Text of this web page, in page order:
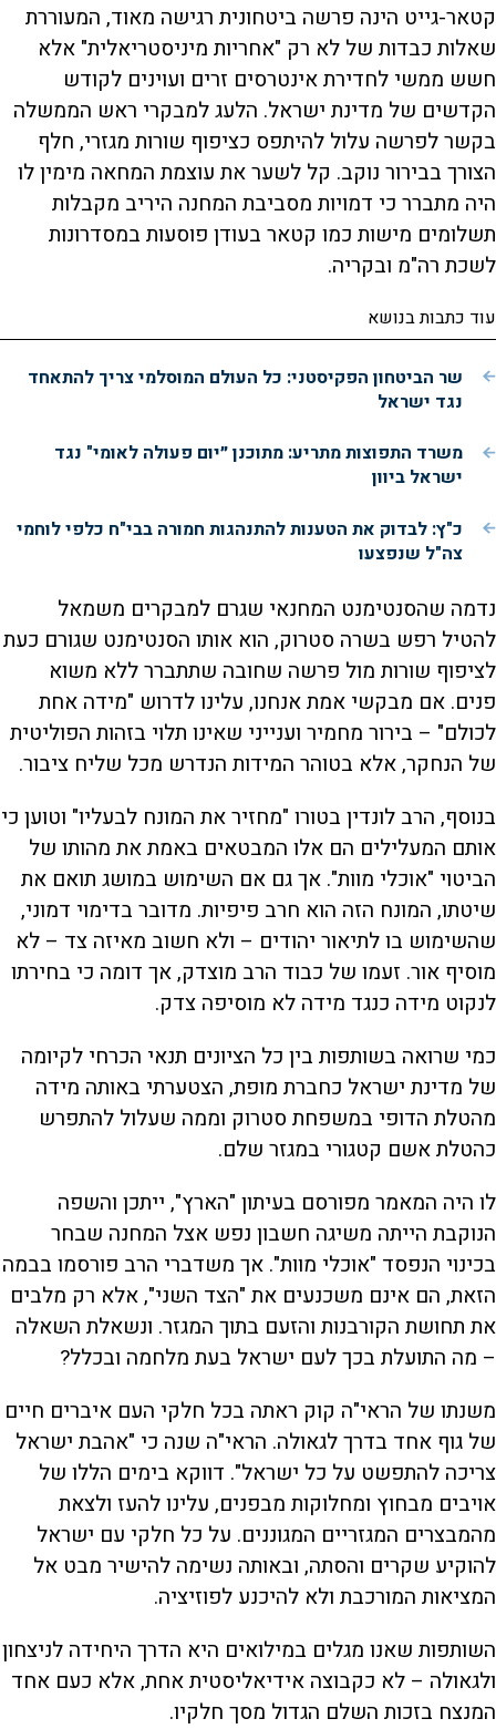
קטאר-גייט הינה פרשה ביטחונית רגישה מאוד, המעוררת
שאלות כבדות של לא רק "אחריות מיניסטריאלית" אלא
חשש ממשי לחדירת אינטרסים זרים ועוינים לקודש
הקדשים של מדינת ישראל. הלעג למבקרי ראש הממשלה
בקשר לפרשה עלול להיתפס כציפוף שורות מגזרי, חלף
הצורך בבירור נוקב. קל לשער את עוצמת המחאה מימין לו
היה מתברר כי דמויות מסביבת המחנה היריב מקבלות
תשלומים מישות כמו קטאר בעודן פוסעות במסדרונות
לשכת רה"מ ובקריה.
עוד כתבות בנושא
שר הביטחון הפקיסטני: כל העולם המוסלמי צריך להתאחד
נגד ישראל
משרד התפוצות מתריע: מתוכנן ״יום פעולה לאומי" נגד
ישראל ביוון
כ"ץ: לבדוק את הטענות להתנהגות חמורה בבי"ח כלפי לוחמי
צה"ל שנפצעו
נדמה שהסנטימנט המחנאי שגרם למבקרים משמאל
להטיל רפש בשרה סטרוק, הוא אותו הסנטימנט שגורם כעת
לציפוף שורות מול פרשה שחובה שתתברר ללא משוא
פנים. אם מבקשי אמת אנחנו, עלינו לדרוש "מידה אחת
לכולם" – בירור מחמיר וענייני שאינו תלוי בזהות הפוליטית
של הנחקר, אלא בטוהר המידות הנדרש מכל שליח ציבור.
בנוסף, הרב לונדין בטורו "מחזיר את המונח לבעליו" וטוען כי
אותם המעלילים הם אלו המבטאים באמת את מהותו של
הביטוי "אוכלי מוות". אך גם אם השימוש במושג תואם את
שיטתו, המונח הזה הוא חרב פיפיות. מדובר בדימוי דמוני,
שהשימוש בו לתיאור יהודים – ולא חשוב מאיזה צד – לא
מוסיף אור. זעמו של כבוד הרב מוצדק, אך דומה כי בחירתו
לנקוט מידה כנגד מידה לא מוסיפה צדק.
כמי שרואה בשותפות בין כל הציונים תנאי הכרחי לקיומה
של מדינת ישראל כחברת מופת, הצטערתי באותה מידה
מהטלת הדופי במשפחת סטרוק וממה שעלול להתפרש
כהטלת אשם קטגורי במגזר שלם.
לו היה המאמר מפורסם בעיתון "הארץ", ייתכן והשפה
הנוקבת הייתה משיגה חשבון נפש אצל המחנה שבחר
בכינוי הנפסד "אוכלי מוות". אך משדברי הרב פורסמו בבמה
הזאת, הם אינם משכנעים את "הצד השני", אלא רק מלבים
את תחושת הקורבנות והזעם בתוך המגזר. ונשאלת השאלה
– מה התועלת בכך לעם ישראל בעת מלחמה ובכלל?
משנתו של הראי"ה קוק ראתה בכל חלקי העם איברים חיים
של גוף אחד בדרך לגאולה. הראי"ה שנה כי "אהבת ישראל
צריכה להתפשט על כל ישראל". דווקא בימים הללו של
אויבים מבחוץ ומחלוקות מבפנים, עלינו להעז ולצאת
מהמבצרים המגזריים המגוננים. על כל חלקי עם ישראל
להוקיע שקרים והסתה, ובאותה נשימה להישיר מבט אל
המציאות המורכבת ולא להיכנע לפוזיציה.
השותפות שאנו מגלים במילואים היא הדרך היחידה לניצחון
ולגאולה – לא כקבוצה אידיאליסטית אחת, אלא כעם אחד
המנצח בזכות השלם הגדול מסך חלקיו.